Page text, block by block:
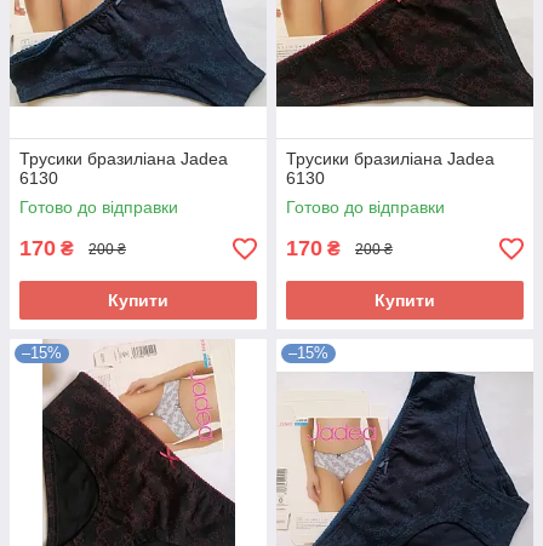
Трусики бразиліана Jadea
6130
Готово до відправки
170 ₴ 200 ₴
Купити
Трусики бразиліана Jadea
6130
Готово до відправки
170 ₴ 200 ₴
Купити
–15% –15%